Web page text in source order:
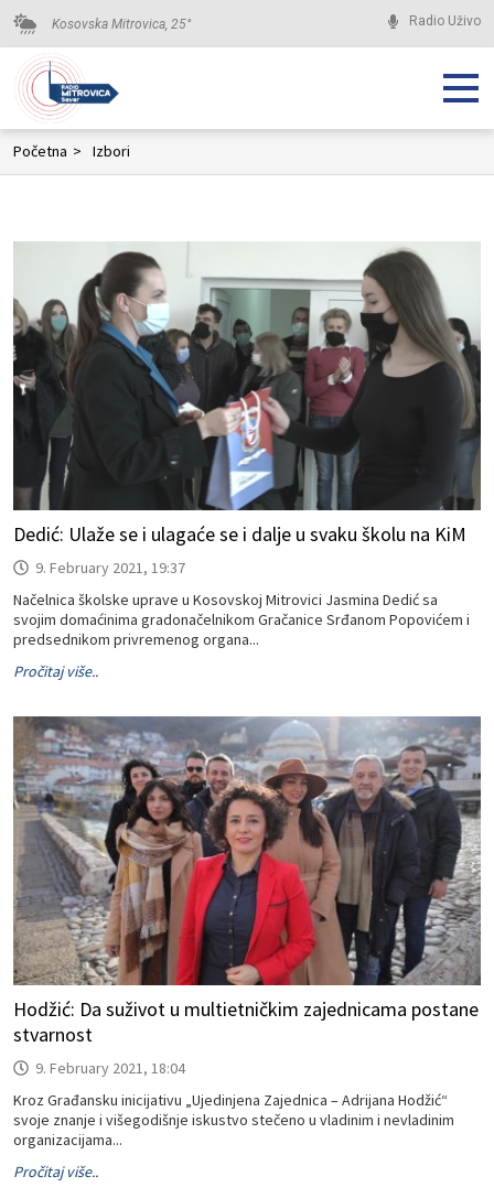
Kosovska Mitrovica, 25° Radio Uživo
Početna > Izbori
Dedić: Ulaže se i ulagaće se i dalje u svaku školu na KiM
9. February 2021, 19:37
Načelnica školske uprave u Kosovskoj Mitrovici Jasmina Dedić sa
svojim domaćinima gradonačelnikom Gračanice Srđanom Popovićem i
predsednikom privremenog organa...
Pročitaj više..
Hodžić: Da suživot u multietničkim zajednicama postane
stvarnost
9. February 2021, 18:04
Kroz Građansku inicijativu „Ujedinjena Zajednica – Adrijana Hodžić“
svoje znanje i višegodišnje iskustvo stečeno u vladinim i nevladinim
organizacijama...
Pročitaj više..